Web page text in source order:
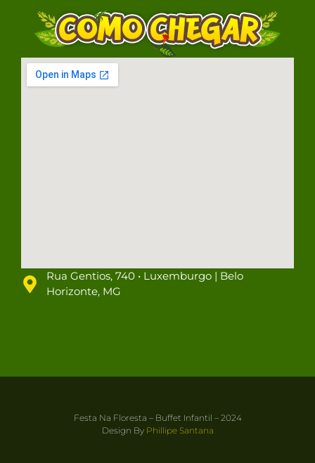
Rua Gentios, 740 • Luxemburgo | Belo
Horizonte, MG
Festa Na Floresta – Buffet Infantil – 2024
Design By Phillipe Santana